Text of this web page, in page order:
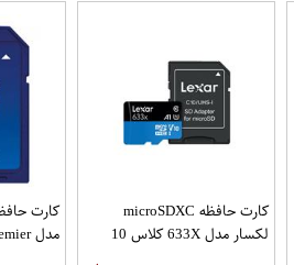
کارت حافظه microSDXC
لکسار مدل 633X کلاس 10